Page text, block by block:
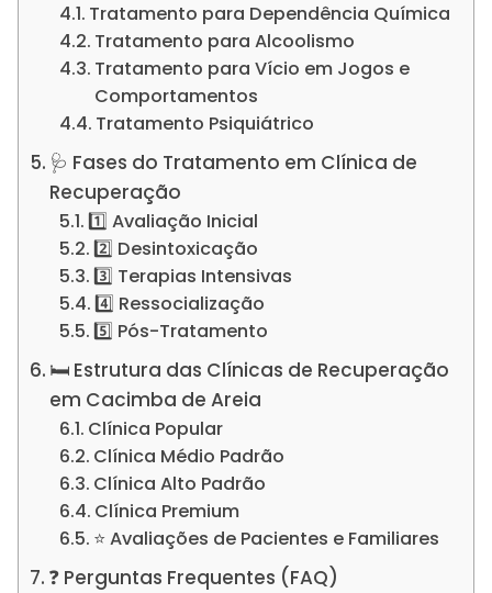
Tratamento para Dependência Química
Tratamento para Alcoolismo
Tratamento para Vício em Jogos e
Comportamentos
Tratamento Psiquiátrico
🩺 Fases do Tratamento em Clínica de
Recuperação
1️⃣ Avaliação Inicial
2️⃣ Desintoxicação
3️⃣ Terapias Intensivas
4️⃣ Ressocialização
5️⃣ Pós-Tratamento
🛏️ Estrutura das Clínicas de Recuperação
em Cacimba de Areia
Clínica Popular
Clínica Médio Padrão
Clínica Alto Padrão
Clínica Premium
⭐ Avaliações de Pacientes e Familiares
❓ Perguntas Frequentes (FAQ)